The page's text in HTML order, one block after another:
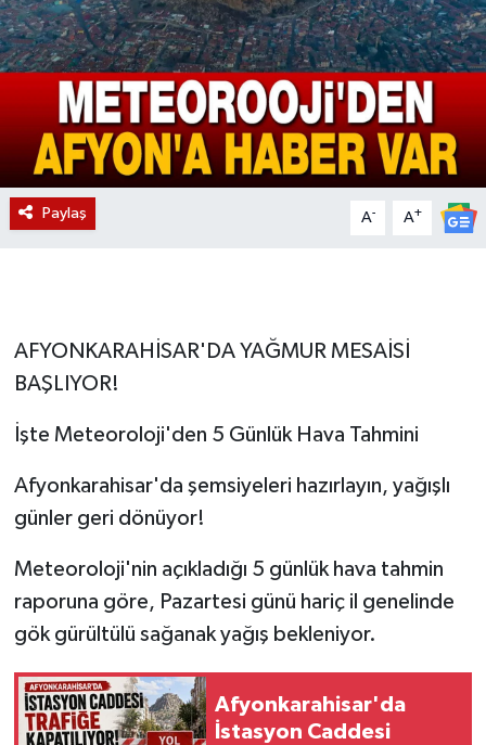
Paylaş A- A+
AFYONKARAHİSAR'DA YAĞMUR MESAİSİ
BAŞLIYOR!
İşte Meteoroloji'den 5 Günlük Hava Tahmini
Afyonkarahisar'da şemsiyeleri hazırlayın, yağışlı
günler geri dönüyor!
Meteoroloji'nin açıkladığı 5 günlük hava tahmin
raporuna göre, Pazartesi günü hariç il genelinde
gök gürültülü sağanak yağış bekleniyor.
Afyonkarahisar'da
İstasyon Caddesi